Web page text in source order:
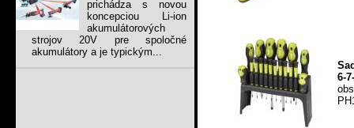
prichádza s novou
koncepciou Li-ion
akumulátorových
strojov 20V pre spoločné
akumulátory a je typickým...
6-